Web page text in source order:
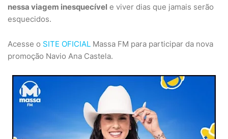
nessa viagem inesquecível e viver dias que jamais serão
esquecidos.
Acesse o SITE OFICIAL Massa FM para participar da nova
promoção Navio Ana Castela.